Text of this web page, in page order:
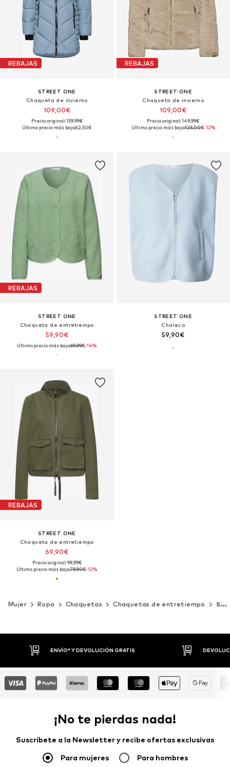
REBAJAS
STREET ONE
Chaqueta de invierno
109,00€
Precio original: 159,99€
Último precio más bajo:62,50€
REBAJAS
STREET ONE
Chaqueta de invierno
109,00€
Precio original: 149,99€
Último precio más bajo:125,00€-12%
REBAJAS
STREET ONE
Chaqueta de entretiempo
59,90€
Último precio más bajo:69,99€-14%
STREET ONE
Chaleco
59,90€
REBAJAS
STREET ONE
Chaqueta de entretiempo
69,90€
Precio original: 99,99€
Último precio más bajo:79,90€-12%
Mujer Ropa Chaquetas Chaquetas de entretiempo STREET ONE
DEVOLUCIONES HASTA 30 DÍAS
¡No te pierdas nada!
Suscríbete a la Newsletter y recibe ofertas exclusivas
Para mujeres Para hombres